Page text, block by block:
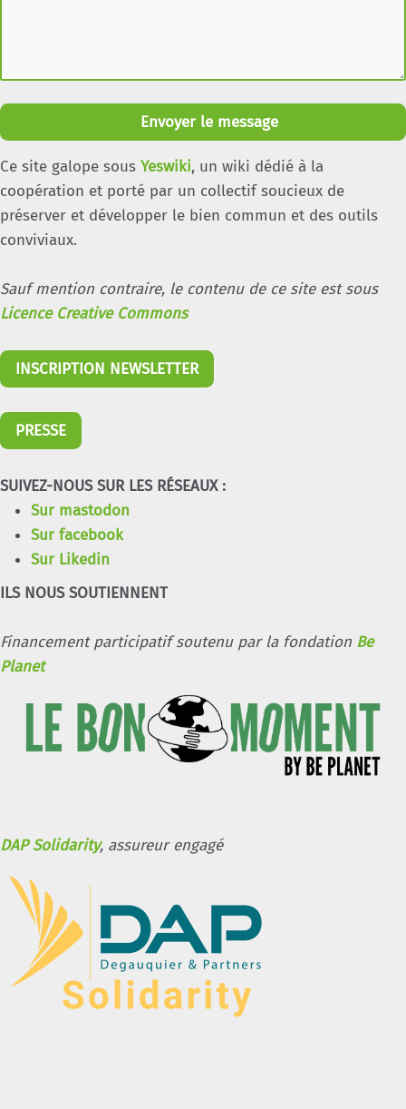
Envoyer le message
Ce site galope sous Yeswiki, un wiki dédié à la
coopération et porté par un collectif soucieux de
préserver et développer le bien commun et des outils
conviviaux.
Sauf mention contraire, le contenu de ce site est sous
Licence Creative Commons
INSCRIPTION NEWSLETTER
PRESSE
SUIVEZ-NOUS SUR LES RÉSEAUX :
Sur mastodon
Sur facebook
Sur Likedin
ILS NOUS SOUTIENNENT
Financement participatif soutenu par la fondation Be
Planet
DAP Solidarity, assureur engagé